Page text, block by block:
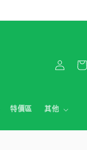
特價區 其他
入
物